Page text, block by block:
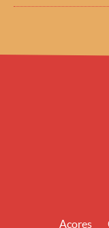
Açores